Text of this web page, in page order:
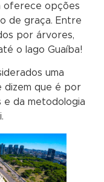
oferece opções
de graça. Entre
por árvores,
o lago Guaíba!
uma
dizem que é por
e da metodologia